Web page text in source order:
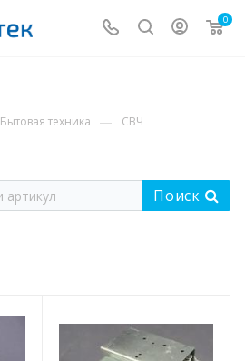
0
Бытовая техника — СВЧ
Поиск